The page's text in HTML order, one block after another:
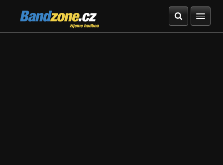
Bandzone.cz
žijeme hudbou